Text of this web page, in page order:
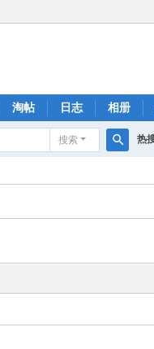
淘帖 日志 相册
搜索
索
热